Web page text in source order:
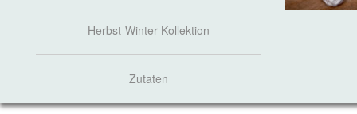
Herbst-Winter Kollektion
Zutaten